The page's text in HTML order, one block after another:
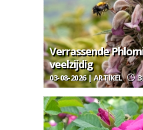
Verrassende
veelzijdig
03-08-2026 | ARTIKEL